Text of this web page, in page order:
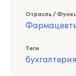
Отрасль /
Теги
бухгалтерия